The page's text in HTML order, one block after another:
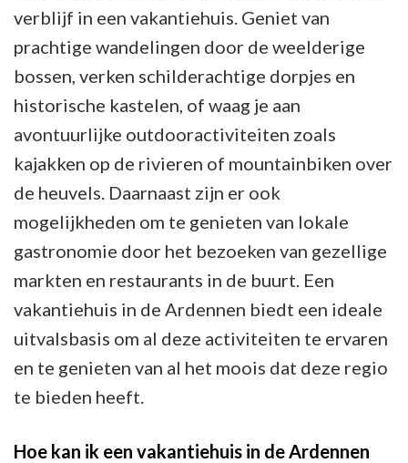
verblijf in een vakantiehuis. Geniet van
prachtige wandelingen door de weelderige
bossen, verken schilderachtige dorpjes en
historische kastelen, of waag je aan
avontuurlijke outdooractiviteiten zoals
kajakken op de rivieren of mountainbiken over
de heuvels. Daarnaast zijn er ook
mogelijkheden om te genieten van lokale
gastronomie door het bezoeken van gezellige
markten en restaurants in de buurt. Een
vakantiehuis in de Ardennen biedt een ideale
uitvalsbasis om al deze activiteiten te ervaren
en te genieten van al het moois dat deze regio
te bieden heeft.
Hoe kan ik een vakantiehuis in de Ardennen